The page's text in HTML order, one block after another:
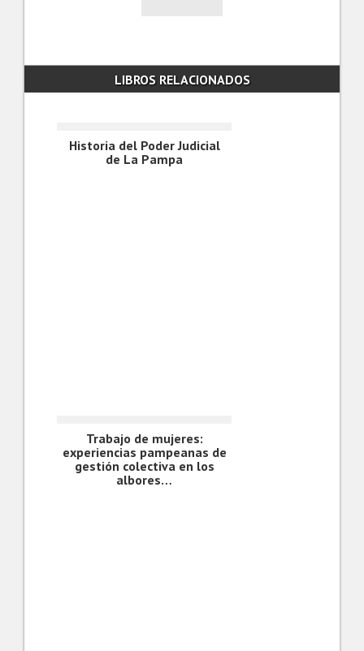
LIBROS RELACIONADOS
Historia del Poder Judicial
de La Pampa
Trabajo de mujeres:
experiencias pampeanas de
gestión colectiva en los
albores…